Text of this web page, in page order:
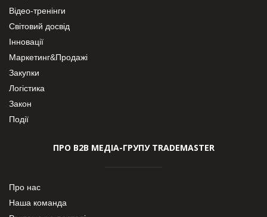
Відео-тренінги
Світовий досвід
Інновації
Маркетинг&Продажі
Закупки
Логістика
Закон
Події
ПРО В2В МЕДІА-ГРУПУ TRADEMASTER
Про нас
Наша команда